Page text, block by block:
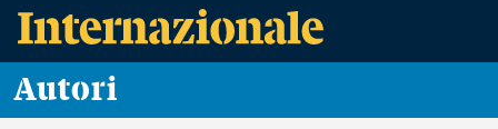
Autori